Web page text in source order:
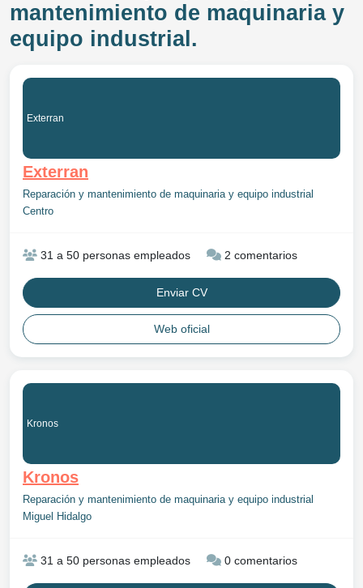
mantenimiento de maquinaria y
equipo industrial.
Exterran
Exterran
Reparación y mantenimiento de maquinaria y equipo industrial
Centro
31 a 50 personas empleados 2 comentarios
Enviar CV
Web oficial
Kronos
Kronos
Reparación y mantenimiento de maquinaria y equipo industrial
Miguel Hidalgo
31 a 50 personas empleados 0 comentarios